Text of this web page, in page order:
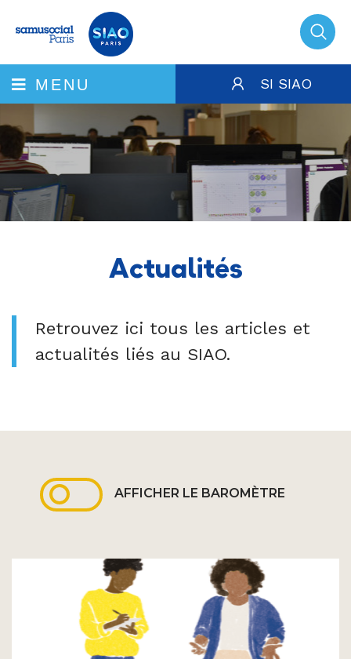
MENU SI SIAO
Actualités
Retrouvez ici tous les articles et
actualités liés au SIAO.
AFFICHER LE BAROMÈTRE